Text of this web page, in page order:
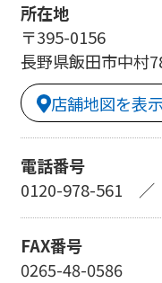
所在地
〒395-0156
長野県飯田市中村
店舗地図を表
電話番号
0120-978-561 ／
FAX番号
0265-48-0586